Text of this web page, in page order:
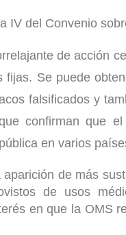
IV del Convenio
de acción
fijas. Se puede
falsificados y
confirman que
en varios
de más
de usos
en que la OMS